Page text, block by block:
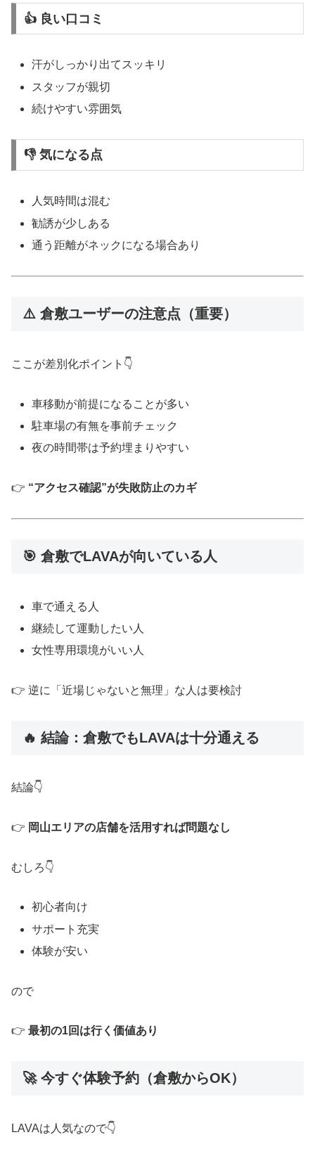
👍 良い口コミ
汗がしっかり出てスッキリ
スタッフが親切
続けやすい雰囲気
👎 気になる点
人気時間は混む
勧誘が少しある
通う距離がネックになる場合あり
⚠️ 倉敷ユーザーの注意点（重要）
ここが差別化ポイント👇
車移動が前提になることが多い
駐車場の有無を事前チェック
夜の時間帯は予約埋まりやすい
👉 “アクセス確認”が失敗防止のカギ
🎯 倉敷でLAVAが向いている人
車で通える人
継続して運動したい人
女性専用環境がいい人
👉 逆に「近場じゃないと無理」な人は要検討
🔥 結論：倉敷でもLAVAは十分通える
結論👇
👉 岡山エリアの店舗を活用すれば問題なし
むしろ👇
初心者向け
サポート充実
体験が安い
ので
👉 最初の1回は行く価値あり
🚀 今すぐ体験予約（倉敷からOK）
LAVAは人気なので👇